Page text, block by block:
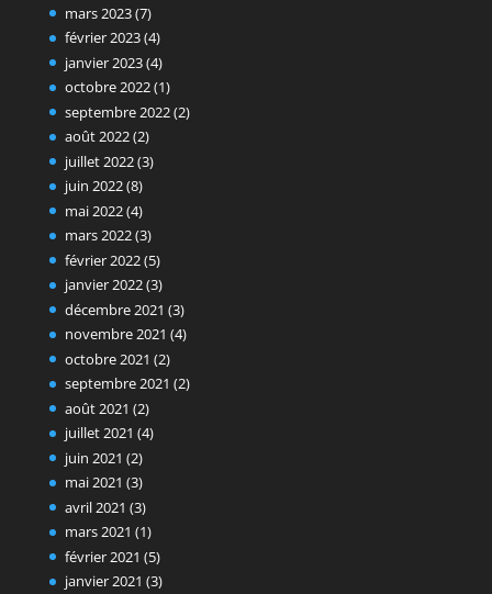
mars 2023(7)
février 2023(4)
janvier 2023(4)
octobre 2022(1)
septembre 2022(2)
août 2022(2)
juillet 2022(3)
juin 2022(8)
mai 2022(4)
mars 2022(3)
février 2022(5)
janvier 2022(3)
décembre 2021 (3)
novembre 2021 (4)
octobre 2021 (2)
septembre 2021 (2)
août 2021 (2)
juillet 2021 (4)
juin 2021 (2)
mai 2021 (3)
avril 2021 (3)
mars 2021 (1)
février 2021 (5)
janvier 2021 (3)